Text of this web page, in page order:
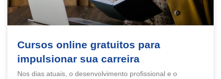
Cursos online gratuitos para
impulsionar sua carreira
Nos dias atuais, o desenvolvimento profissional e o